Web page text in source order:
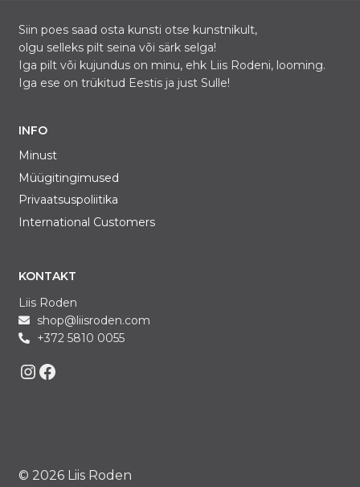
Siin poes saad osta kunsti otse kunstnikult,
olgu selleks pilt seina või särk selga!
Iga pilt või kujundus on minu, ehk Liis Rodeni, looming.
Iga ese on trükitud Eestis ja just Sulle!
INFO
Minust
Müügitingimused
Privaatsuspoliitika
International Customers
KONTAKT
Liis Roden
shop@liisroden.com
+372 5810 0055
Liis on InstagramLiis on Facebook
© 2026 Liis Roden